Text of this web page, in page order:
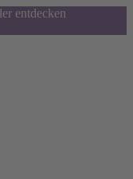
entdecken